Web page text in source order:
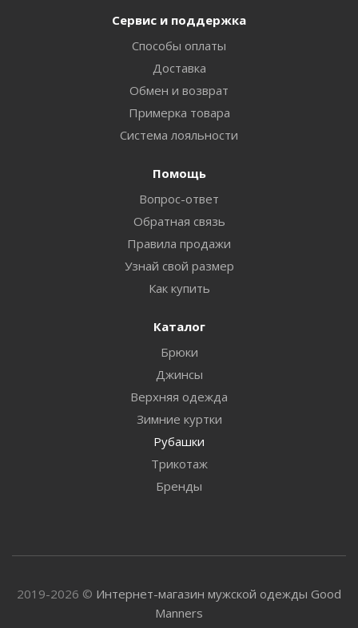
Сервис и поддержка
Способы оплаты
Доставка
Обмен и возврат
Примерка товара
Система лояльности
Помощь
Вопрос-ответ
Обратная связь
Правила продажи
Узнай свой размер
Как купить
Каталог
Брюки
Джинсы
Верхняя одежда
Зимние куртки
Рубашки
Трикотаж
Бренды
2019-2026 © Интернет-магазин мужской одежды Good
Manners